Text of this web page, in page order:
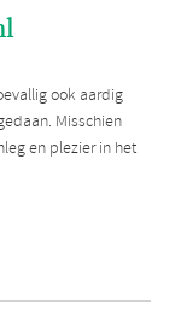
ook aardig
Misschien
en plezier in het